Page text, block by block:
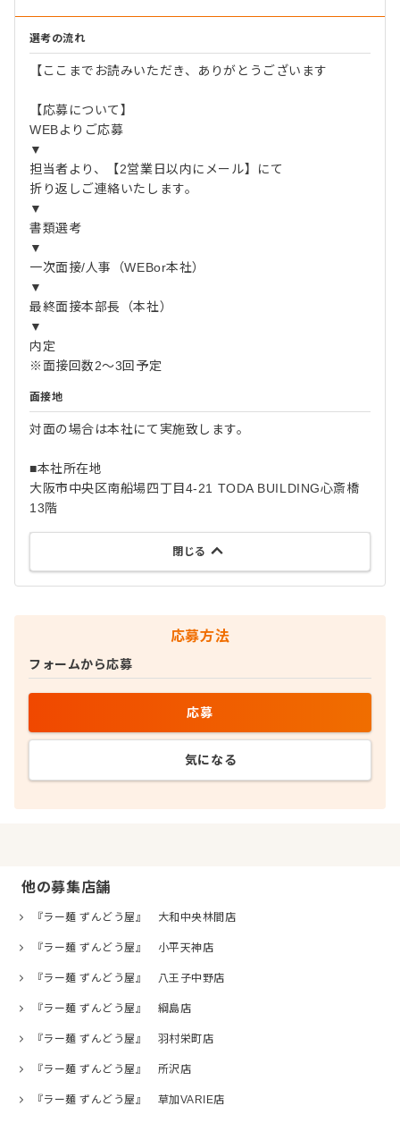
選考の流れ
【ここまでお読みいただき、ありがとうございます
【応募について】
WEBよりご応募
▼
担当者より、【2営業日以内にメール】にて
折り返しご連絡いたします。
▼
書類選考
▼
一次面接/人事（WEBor本社）
▼
最終面接本部長（本社）
▼
内定
※面接回数2～3回予定
面接地
対面の場合は本社にて実施致します。
■本社所在地
大阪市中央区南船場四丁目4-21 TODA BUILDING心斎橋
13階
閉じる
応募方法
フォームから応募
応募
気になる
他の募集店舗
『ラー麺 ずんどう屋』 大和中央林間店
『ラー麺 ずんどう屋』 小平天神店
『ラー麺 ずんどう屋』 八王子中野店
『ラー麺 ずんどう屋』 綱島店
『ラー麺 ずんどう屋』 羽村栄町店
『ラー麺 ずんどう屋』 所沢店
『ラー麺 ずんどう屋』 草加VARIE店